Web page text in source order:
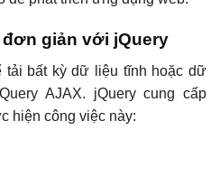
giản với jQuery
tải bất kỳ dữ liệu tĩnh hoặc dữ
AJAX. jQuery cung cấp
hiện công việc này: